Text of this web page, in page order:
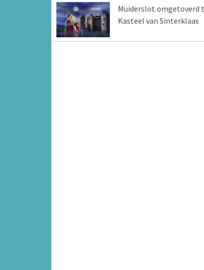
Muiderslot omgetoverd
Kasteel van Sinterklaas